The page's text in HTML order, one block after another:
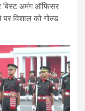
‘बेस्ट अमंग ऑफिसर
पर विशाल को गोल्ड